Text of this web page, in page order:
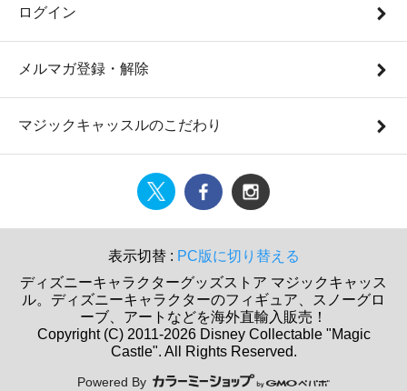
ログイン
メルマガ登録・解除
マジックキャッスルのこだわり
表示切替 : PC版に切り替える
ディズニーキャラクターグッズストア マジックキャッス
ル。ディズニーキャラクターのフィギュア、スノーグロ
ーブ、アートなどを海外直輸入販売！
Copyright (C) 2011-2026 Disney Collectable "Magic
Castle". All Rights Reserved.
Powered By